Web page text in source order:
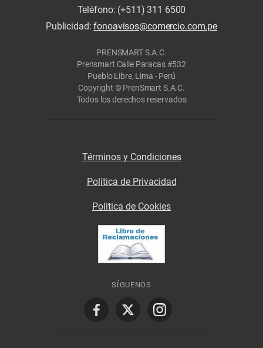
Teléfono: (+511) 311 6500
Publicidad:fonoavisos@comercio.com.pe
PRENSMART S.A.C.
Prensmart Calle Paracas #532
Pueblo Libre, Lima - Perú
Copyright © PrenSmart S.A.C.
Todos los derechos reservados
Términos y Condiciones
Política de Privacidad
Politica de Cookies
SÍGUENOS